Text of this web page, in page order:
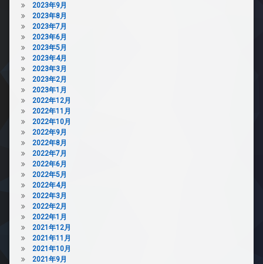
2023年9月
2023年8月
2023年7月
2023年6月
2023年5月
2023年4月
2023年3月
2023年2月
2023年1月
2022年12月
2022年11月
2022年10月
2022年9月
2022年8月
2022年7月
2022年6月
2022年5月
2022年4月
2022年3月
2022年2月
2022年1月
2021年12月
2021年11月
2021年10月
2021年9月